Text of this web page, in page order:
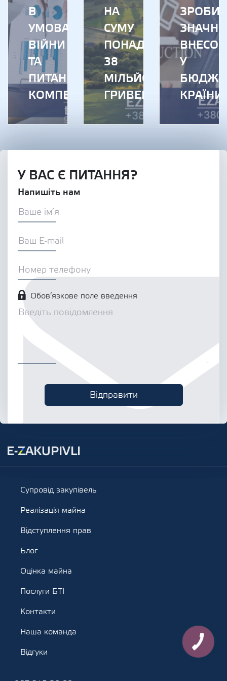
В
УМОВАХ
ВІЙНИ
ТА
ПИТАННЯ
КОМПЕНСАЦІЇ
НА
СУМУ
ПОНАД
38
МІЛЬЙОНІВ
ГРИВЕНЬ
ВНЕСОК
У
КРАЇНИ
У ВАС Є ПИТАННЯ?
Напишіть нам
Обов’язкове поле введення
Супровід закупівель
Реалізація майна
Відступлення прав
Блог
Оцінка майна
Послуги БТІ
Контакти
Наша команда
Відгуки